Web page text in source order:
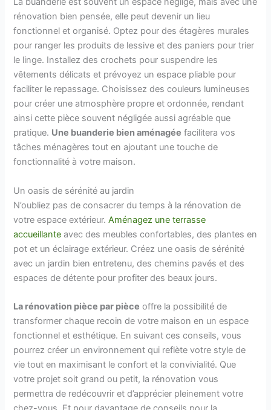
rénovation bien pensée, elle peut devenir un lieu
fonctionnel et organisé. Optez pour des étagères murales
pour ranger les produits de lessive et des paniers pour trier
le linge. Installez des crochets pour suspendre les
vêtements délicats et prévoyez un espace pliable pour
faciliter le repassage. Choisissez des couleurs lumineuses
pour créer une atmosphère propre et ordonnée, rendant
ainsi cette pièce souvent négligée aussi agréable que
pratique. Une buanderie bien aménagée facilitera vos
tâches ménagères tout en ajoutant une touche de
fonctionnalité à votre maison.
Un oasis de sérénité au jardin
N’oubliez pas de consacrer du temps à la rénovation de
votre espace extérieur.Aménagez une terrasse
accueillante avec des meubles confortables, des plantes en
pot et un éclairage extérieur. Créez une oasis de sérénité
avec un jardin bien entretenu, des chemins pavés et des
espaces de détente pour profiter des beaux jours.
La rénovation pièce par pièce offre la possibilité de
transformer chaque recoin de votre maison en un espace
fonctionnel et esthétique. En suivant ces conseils, vous
pourrez créer un environnement qui reflète votre style de
vie tout en maximisant le confort et la convivialité. Que
votre projet soit grand ou petit, la rénovation vous
permettra de redécouvrir et d’apprécier pleinement votre